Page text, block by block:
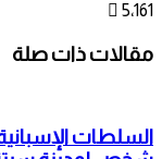
5٬161
مقالات ذات صلة